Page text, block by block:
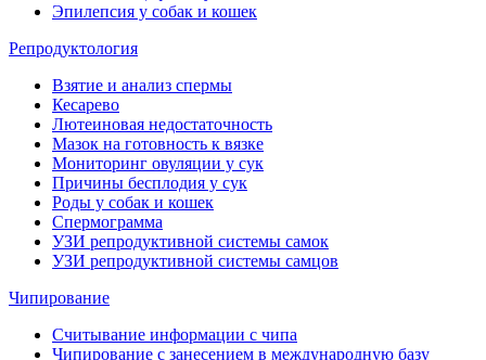
Эпилепсия у собак и кошек
Репродуктология
Взятие и анализ спермы
Кесарево
Лютеиновая недостаточность
Мазок на готовность к вязке
Мониторинг овуляции у сук
Причины бесплодия у сук
Роды у собак и кошек
Спермограмма
УЗИ репродуктивной системы самок
УЗИ репродуктивной системы самцов
Чипирование
Считывание информации с чипа
Чипирование с занесением в международную базу